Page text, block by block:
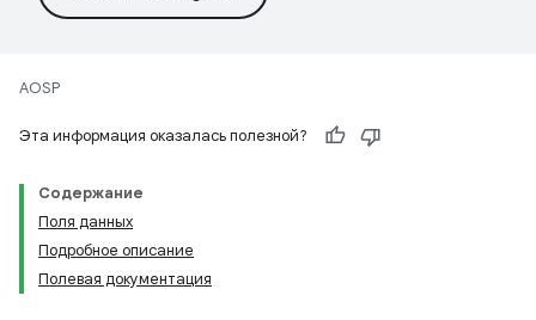
AOSP
Эта информация оказалась полезной?
Содержание
Поля данных
Подробное описание
Полевая документация